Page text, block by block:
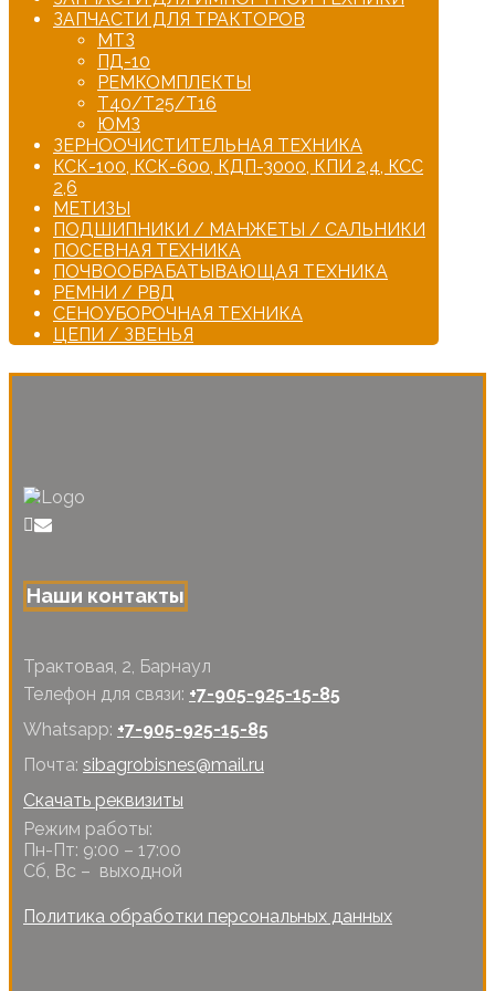
ЗАПЧАСТИ ДЛЯ ТРАКТОРОВ
МТЗ
ПД-10
РЕМКОМПЛЕКТЫ
Т40/Т25/Т16
ЮМЗ
ЗЕРНООЧИСТИТЕЛЬНАЯ ТЕХНИКА
КСК-100, КСК-600, КДП-3000, КПИ 2,4, КСС
2,6
МЕТИЗЫ
ПОДШИПНИКИ / МАНЖЕТЫ / САЛЬНИКИ
ПОСЕВНАЯ ТЕХНИКА
ПОЧВООБРАБАТЫВАЮЩАЯ ТЕХНИКА
РЕМНИ / РВД
СЕНОУБОРОЧНАЯ ТЕХНИКА
ЦЕПИ / ЗВЕНЬЯ
Наши контакты
Трактовая, 2, Барнаул
Телефон для связи: +7-905-925-15-85
Whatsapp: +7-905-925-15-85
Почта: sibagrobisnes@mail.ru
Скачать реквизиты
Режим работы:
Пн-Пт: 9:00 – 17:00
Сб, Вс – выходной
Политика обработки персональных данных